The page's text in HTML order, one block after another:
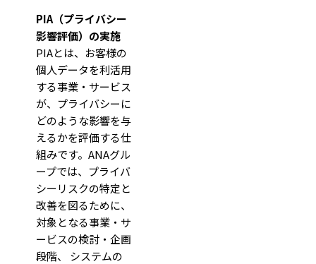
PIA（プライバシー
影響評価）の実施
PIAとは、お客様の
個人データを利活用
する事業・サービス
が、プライバシーに
どのような影響を与
えるかを評価する仕
組みです。ANAグル
ープでは、プライバ
シーリスクの特定と
改善を図るために、
対象となる事業・サ
ービスの検討・企画
段階、 システムの